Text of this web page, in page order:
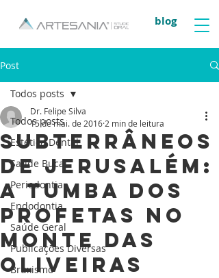
blog
Post
Todos posts
Estética Dental
Saúde Bucal
Periodontia
Endodontia
Saúde Geral
Publicações Diversas
Bruxismo
Todos posts
Subterrâneos
de Jerusalém:
A Tumba dos
profetas no
Monte das
Oliveiras
Dr. Felipe Silva
15 de mai. de 2016 2 min de leitura